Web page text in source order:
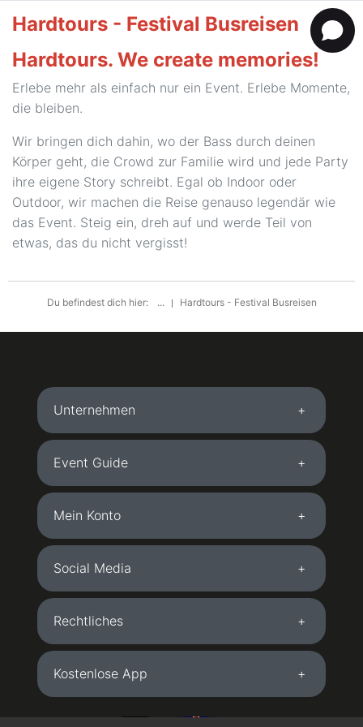
Hardtours - Festival Busreisen
Hardtours. We create memories!
Erlebe mehr als einfach nur ein Event. Erlebe Momente,
die bleiben.
Wir bringen dich dahin, wo der Bass durch deinen
Körper geht, die Crowd zur Familie wird und jede Party
ihre eigene Story schreibt. Egal ob Indoor oder
Outdoor, wir machen die Reise genauso legendär wie
das Event. Steig ein, dreh auf und werde Teil von
etwas, das du nicht vergisst!
Du befindest dich hier: ... Hardtours - Festival Busreisen
Unternehmen
Event Guide
Mein Konto
Social Media
Rechtliches
Kostenlose App